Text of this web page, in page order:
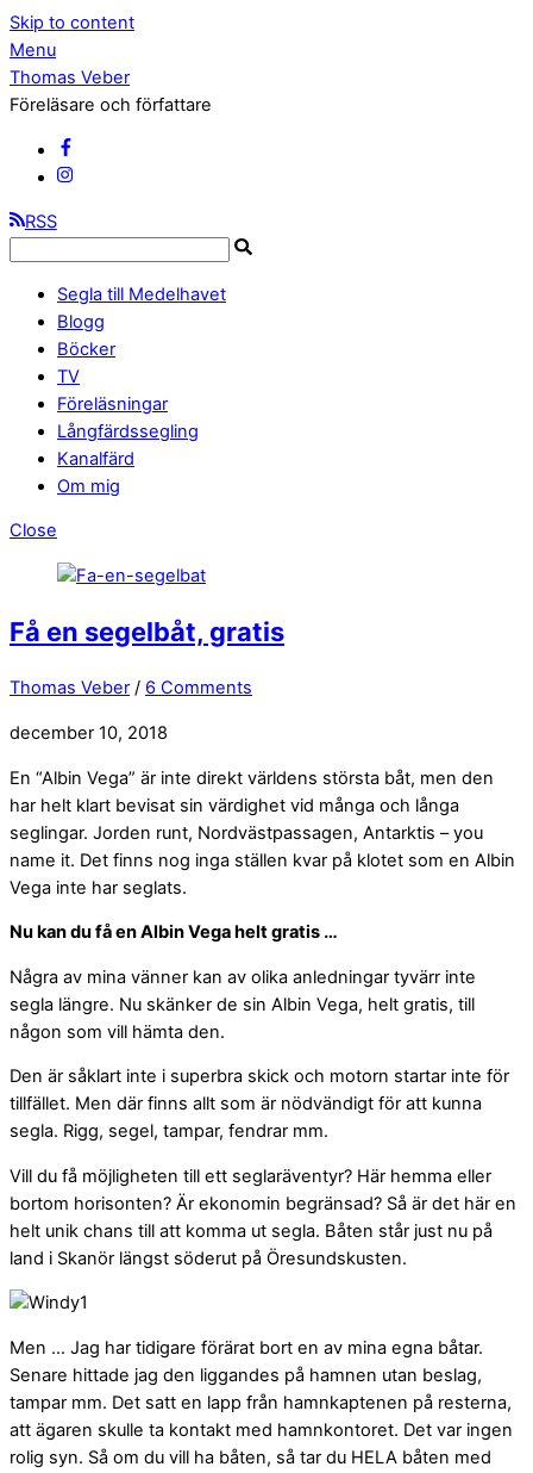
Skip to content
Menu
Thomas Veber
Föreläsare och författare
RSS
Segla till Medelhavet
Blogg
Böcker
TV
Föreläsningar
Långfärdssegling
Kanalfärd
Om mig
Close
Få en segelbåt, gratis
Thomas Veber / 6 Comments
december 10, 2018
En “Albin Vega” är inte direkt världens största båt, men den
har helt klart bevisat sin värdighet vid många och långa
seglingar. Jorden runt, Nordvästpassagen, Antarktis – you
name it. Det finns nog inga ställen kvar på klotet som en Albin
Vega inte har seglats.
Nu kan du få en Albin Vega helt gratis …
Några av mina vänner kan av olika anledningar tyvärr inte
segla längre. Nu skänker de sin Albin Vega, helt gratis, till
någon som vill hämta den.
Den är såklart inte i superbra skick och motorn startar inte för
tillfället. Men där finns allt som är nödvändigt för att kunna
segla. Rigg, segel, tampar, fendrar mm.
Vill du få möjligheten till ett seglaräventyr? Här hemma eller
bortom horisonten? Är ekonomin begränsad? Så är det här en
helt unik chans till att komma ut segla. Båten står just nu på
land i Skanör längst söderut på Öresundskusten.
Men … Jag har tidigare förärat bort en av mina egna båtar.
Senare hittade jag den liggandes på hamnen utan beslag,
tampar mm. Det satt en lapp från hamnkaptenen på resterna,
att ägaren skulle ta kontakt med hamnkontoret. Det var ingen
rolig syn. Så om du vill ha båten, så tar du HELA båten med